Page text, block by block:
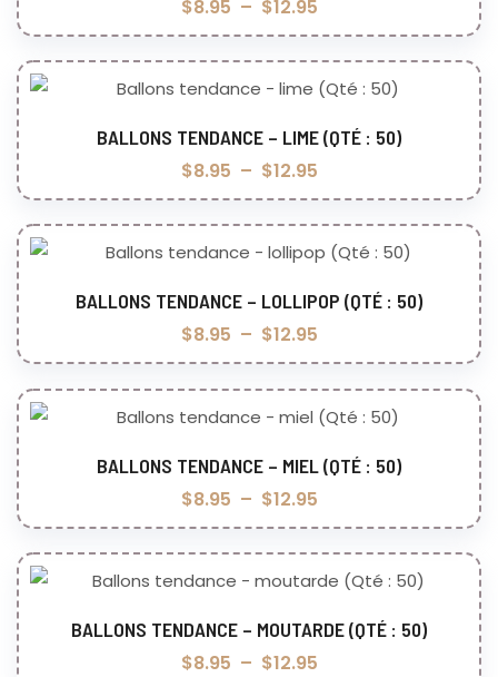
$8.95 – $12.95
Choix des options
BALLONS TENDANCE – LIME (QTÉ : 50)
$8.95 – $12.95
Choix des options
BALLONS TENDANCE – LOLLIPOP (QTÉ : 50)
$8.95 – $12.95
Choix des options
BALLONS TENDANCE – MIEL (QTÉ : 50)
$8.95 – $12.95
Choix des options
BALLONS TENDANCE – MOUTARDE (QTÉ : 50)
$8.95 – $12.95